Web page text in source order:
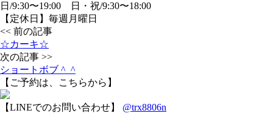
日/9:30〜19:00 日・祝/9:30〜18:00
【定休日】毎週月曜日
<< 前の記事
☆カーキ☆
次の記事 >>
ショートボブ ^_^
【ご予約は、こちらから】
【LINEでのお問い合わせ】 @trx8806n